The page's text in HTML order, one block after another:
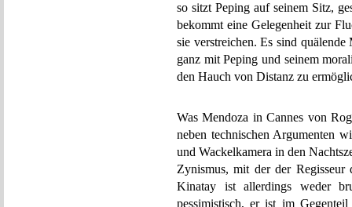
so sitzt Peping auf seinem Sitz,
bekommt eine Gelegenheit zur
sie verstreichen. Es sind
ganz mit Peping und seinem
den Hauch von Distanz zu
Was Mendoza in Cannes von
neben technischen Argumenten
und Wackelkamera in den
Zynismus, mit der der Regisseur
Kinatay ist allerdings weder
pessimistisch, er ist im